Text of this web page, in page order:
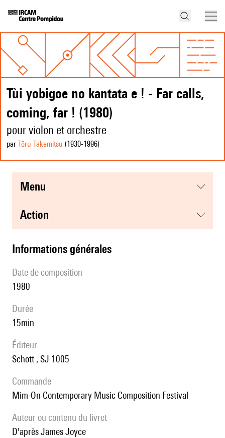
Tùi yobigoe no kantata e ! - Far calls,
coming, far ! (1980)
pour violon et orchestre
par Tōru Takemitsu (1930-1996)
menu
action
informations générales
date de composition
1980
durée
15min
éditeur
Schott , SJ 1005
Commande
Mim-On Contemporary Music Composition Festival
Auteur ou contenu du livret
d'après James Joyce